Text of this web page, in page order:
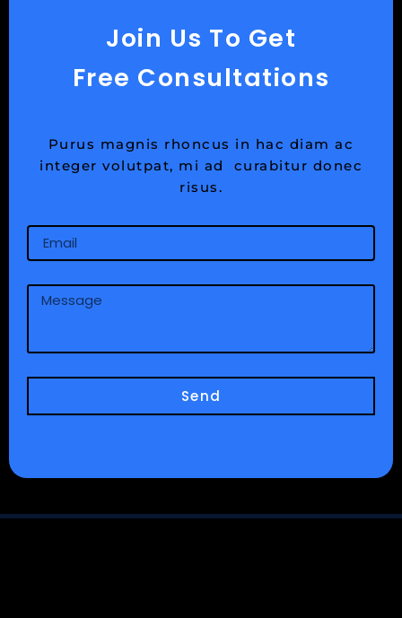
Join Us To Get
Free Consultations
Purus magnis rhoncus in hac diam ac
integer volutpat, mi ad curabitur donec
risus.
Email
Message
Send